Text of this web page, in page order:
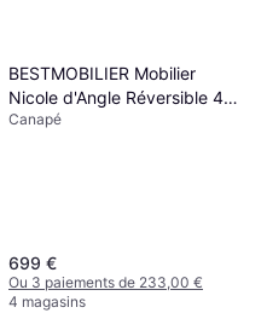
BESTMOBILIER Mobilier
Nicole d'Angle Réversible 4
Places Canapé
Canapé
699 €
Ou 3 paiements de 233,00 €
4 magasins